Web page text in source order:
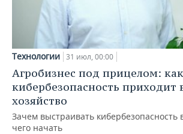
Технологии 31 июл, 00:00
Агробизнес под прицелом: как
кибербезопасность приходит
хозяйство
Зачем выстраивать кибербезопасность
чего начать